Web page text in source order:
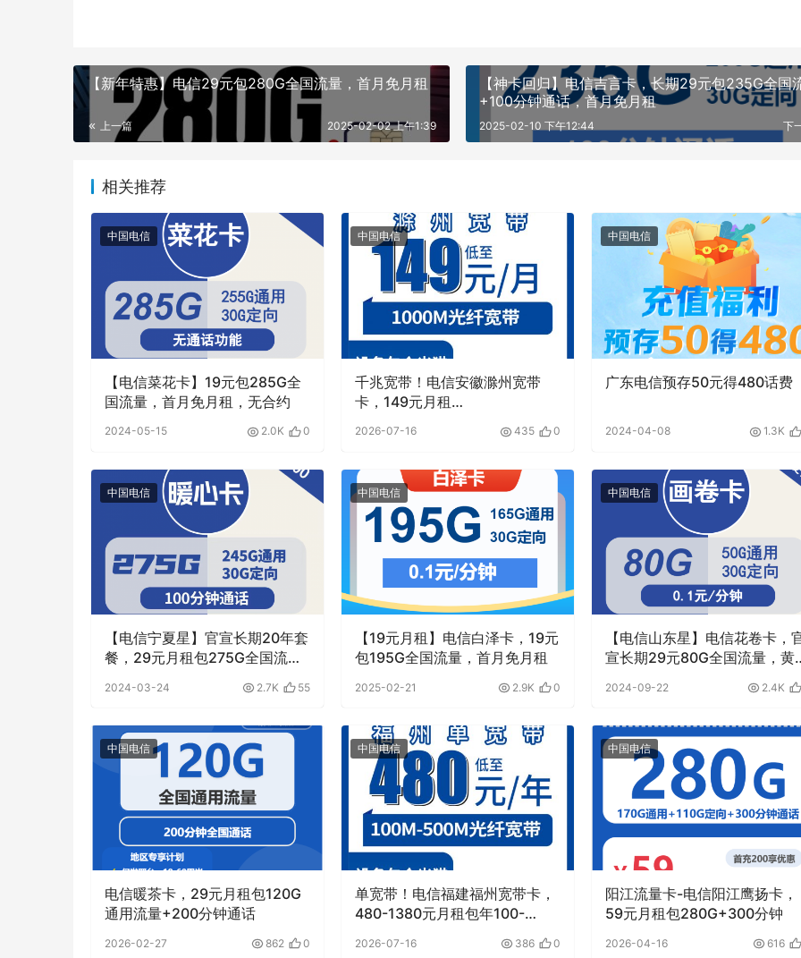
【新年特惠】电信29元包280G全国流量，首月免月租
上一篇 2025-02-02 上午1:39
【神卡回归】电信吉言卡，长期29元包235G全国
+100分钟通话，首月免月租
下
2025-02-10 下午12:44
相关推荐
中国电信
【电信菜花卡】19元包285G全
国流量，首月免月租，无合约
2024-05-15 2.0K 0
中国电信
千兆宽带！电信安徽滁州宽带
卡，149元月租
套餐
2026-07-16 435 0
中国电信
广东电信预存50元得480话费
2024-04-08 1.3K
中国电信
【电信宁夏星】官宣长期20年套
餐，29元月租包275G全国流
量，首月免月租，黄金速率，可
拉异地宽带 | 免费包邮
2024-03-24 2.7K 55
中国电信
【19元月租】电信白泽卡，19元
包195G全国流量，首月免月租
2025-02-21 2.9K 0
中国电信
【电信山东星】电信花卷卡，
宣长期29元80G全国流量，黄
2024-09-22 2.4K
中国电信
电信暖茶卡，29元月租包120G
通用流量+200分钟通话
2026-02-27 862 0
中国电信
单宽带！电信福建福州宽带卡，
480-1380元月租包年100-
2026-07-16 386 0
中国电信
阳江流量卡-电信阳江鹰扬卡，
59元月租包280G+300分钟
2026-04-16 616